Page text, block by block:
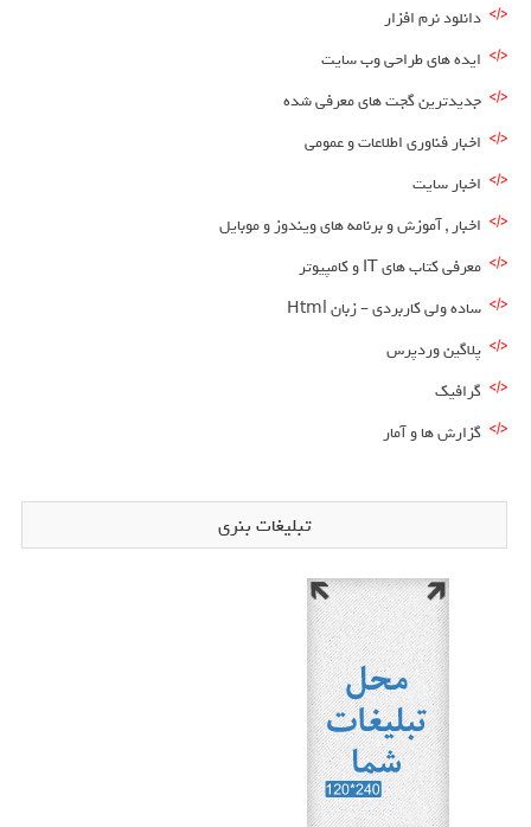
دانلود نرم افزار
ایده های طراحی وب سایت
جدیدترین گجت های معرفی شده
اخبار فناوری اطلاعات و عمومی
اخبار سایت
اخبار , آموزش و برنامه های ویندوز و موبایل
معرفی کتاب های IT و کامپیوتر
ساده ولی کاربردی – زبان Html
پلاگین وردپرس
گرافیک
گزارش ها و آمار
تبلیغات بنری